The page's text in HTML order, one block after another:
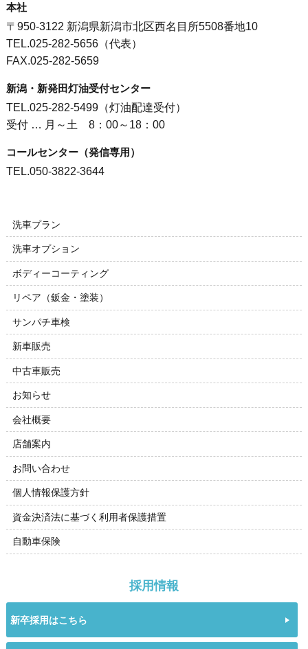
本社
〒950-3122 新潟県新潟市北区西名目所5508番地10
TEL.025-282-5656（代表）
FAX.025-282-5659
新潟・新発田灯油受付センター
TEL.025-282-5499（灯油配達受付）
受付 … 月～土 8：00～18：00
コールセンター（発信専用）
TEL.050-3822-3644
洗車プラン
洗車オプション
ボディーコーティング
リペア（鈑金・塗装）
サンパチ車検
新車販売
中古車販売
お知らせ
会社概要
店舗案内
お問い合わせ
個人情報保護方針
資金決済法に基づく利用者保護措置
自動車保険
採用情報
新卒採用はこちら